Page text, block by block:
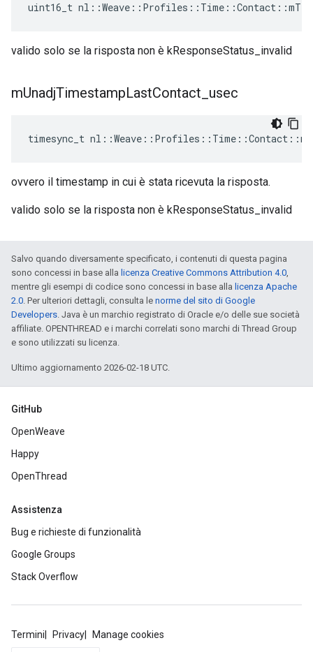
uint16_t
valido solo se la risposta non è kResponseStatus_invalid
mUnadjTimestampLastContact usec
timesync_t
ovvero il timestamp in cui è stata ricevuta la risposta.
valido solo se la risposta non è kResponseStatus_invalid
Salvo quando diversamente specificato, i contenuti di questa pagina
sono concessi in base alla licenza Creative Commons Attribution 4.0,
mentre gli esempi di codice sono concessi in base alla licenza Apache
2.0. Per ulteriori dettagli, consulta le norme del sito di Google
Developers. Java è un marchio registrato di Oracle e/o delle sue società
affiliate. OPENTHREAD e i marchi correlati sono marchi di Thread Group
e sono utilizzati su licenza.
Ultimo aggiornamento 2026-02-18 UTC.
GitHub
OpenWeave
Happy
OpenThread
Assistenza
Bug e richieste di funzionalità
Google Groups
Stack Overflow
Termini Privacy Manage cookies